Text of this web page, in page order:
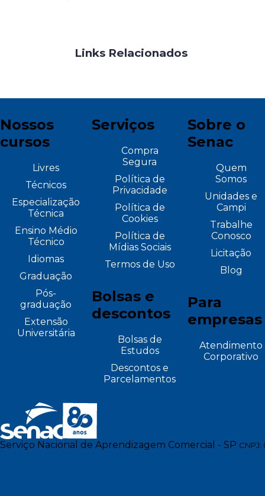
Links Relacionados
Nossos
cursos
Livres
Técnicos
Especialização
Técnica
Ensino Médio
Técnico
Idiomas
Graduação
Pós-
graduação
Extensão
Universitária
Serviços
Compra
Segura
Política de
Privacidade
Política de
Cookies
Política de
Mídias Sociais
Termos de Uso
Bolsas e
descontos
Bolsas de
Estudos
Descontos e
Parcelamentos
Sobre o
Senac
Quem
Somos
Unidades e
Campi
Trabalhe
Conosco
Licitação
Blog
Para
empresas
Atendimento
Corporativo
Serviço Nacional de Aprendizagem Comercial - SP